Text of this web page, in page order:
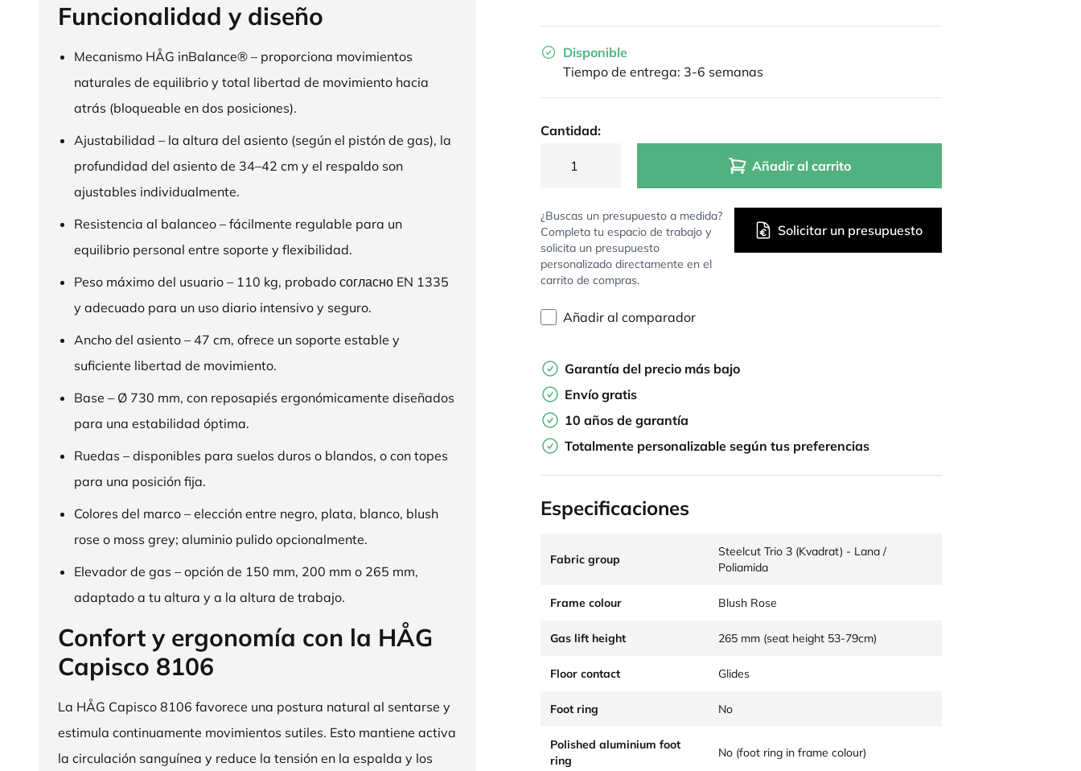
Funcionalidad y diseño
Mecanismo HÅG inBalance® – proporciona movimientos
naturales de equilibrio y total libertad de movimiento hacia
atrás (bloqueable en dos posiciones).
Ajustabilidad – la altura del asiento (según el pistón de gas), la
profundidad del asiento de 34–42 cm y el respaldo son
ajustables individualmente.
Resistencia al balanceo – fácilmente regulable para un
equilibrio personal entre soporte y flexibilidad.
Peso máximo del usuario – 110 kg, probado согласно EN 1335
y adecuado para un uso diario intensivo y seguro.
Ancho del asiento – 47 cm, ofrece un soporte estable y
suficiente libertad de movimiento.
Base – Ø 730 mm, con reposapiés ergonómicamente diseñados
para una estabilidad óptima.
Ruedas – disponibles para suelos duros o blandos, o con topes
para una posición fija.
Colores del marco – elección entre negro, plata, blanco, blush
rose o moss grey; aluminio pulido opcionalmente.
Elevador de gas – opción de 150 mm, 200 mm o 265 mm,
adaptado a tu altura y a la altura de trabajo.
Confort y ergonomía con la HÅG
Capisco 8106
La HÅG Capisco 8106 favorece una postura natural al sentarse y
estimula continuamente movimientos sutiles. Esto mantiene activa
la circulación sanguínea y reduce la tensión en la espalda y los
Disponible
Tiempo de entrega: 3-6 semanas
Cantidad:
Añadir al carrito
¿Buscas un presupuesto a medida?
Completa tu espacio de trabajo y
solicita un presupuesto
personalizado directamente en el
carrito de compras.
Solicitar un presupuesto
Añadir al comparador
Garantía del precio más bajo
Envío gratis
10 años de garantía
Totalmente personalizable según tus preferencias
Especificaciones
Fabric group
Steelcut Trio 3 (Kvadrat) - Lana /
Poliamida
Frame colour Blush Rose
Gas lift height 265 mm (seat height 53-79cm)
Floor contact Glides
Foot ring No
Polished aluminium foot
ring
No (foot ring in frame colour)